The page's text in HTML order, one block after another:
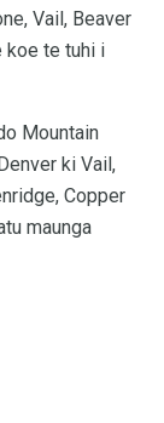
Vail, Beaver
koe te tuhi i
Mountain
ki Vail,
Copper
maunga